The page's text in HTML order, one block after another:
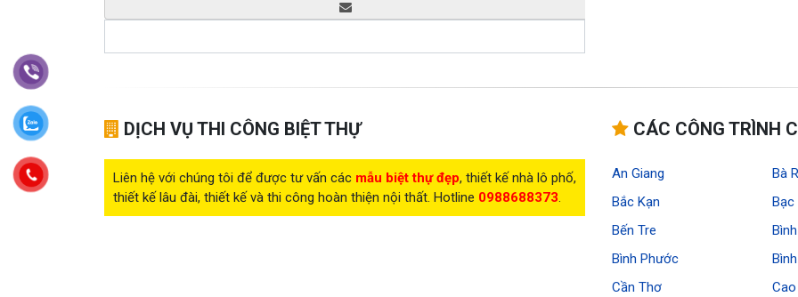
DỊCH VỤ THI CÔNG BIỆT THỰ
Liên hệ với chúng tôi để được tư vấn các mẫu biệt thự đẹp, thiết kế nhà lô phố,
thiết kế lâu đài, thiết kế và thi công hoàn thiện nội thất. Hotline 0988688373.
CÁC CÔNG TRÌNH
An Giang
Bà
Bắc Kạn
Bến Tre
Bình Phước
Cần Thơ